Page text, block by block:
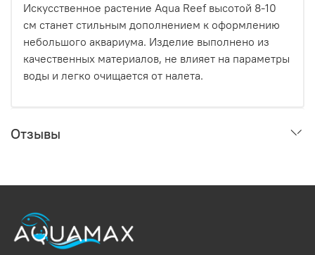
Искусственное растение Aqua Reef высотой 8-10
см станет стильным дополнением к оформлению
небольшого аквариума. Изделие выполнено из
качественных материалов, не влияет на параметры
воды и легко очищается от налета.
Отзывы